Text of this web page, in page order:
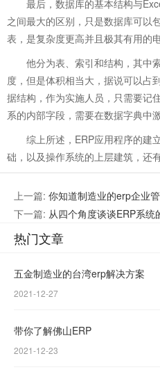
最后，数据库的基本结构与
之间最大的区别，只是数据库可以
表，是复杂度更高并且极其有用的
他分为表、索引和结构，其中
度，但是体积相当大，据说可以占
据结构，作为实施人员，只需要记
系的内部字段，需要在数据字典中
综上所述，ERP应用程序的建
础，以及操作系统的上层建筑，还
上一篇: 你知道制造业的erp企业
的吗？
下一篇: 从四个角度谈谈ERP系统
热门文章
五金制造业的台湾erp解决方案
2021-12-27
带你了解佛山ERP
2021-12-23